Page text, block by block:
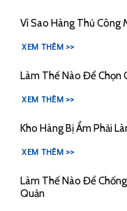
Vì Sao Hàng Thủ Công
XEM THÊM >>
Làm Thế Nào Để Chọn
XEM THÊM >>
Kho Hàng Bị Ẩm Phải
XEM THÊM >>
Làm Thế Nào Để
Quản